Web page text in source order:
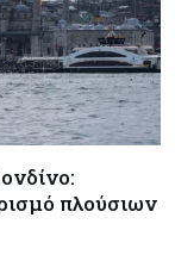
έργων και
07-08-2026
η είσοδος της
της ΕΤΕπ
πλούσιων